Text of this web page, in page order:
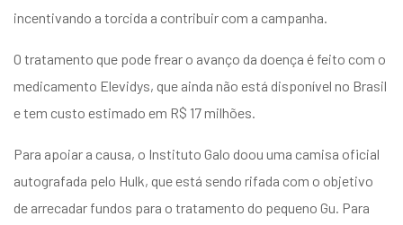
incentivando a torcida a contribuir com a campanha.
O tratamento que pode frear o avanço da doença é feito com o
medicamento Elevidys, que ainda não está disponível no Brasil
e tem custo estimado em R$ 17 milhões.
Para apoiar a causa, o Instituto Galo doou uma camisa oficial
autografada pelo Hulk, que está sendo rifada com o objetivo
de arrecadar fundos para o tratamento do pequeno Gu. Para